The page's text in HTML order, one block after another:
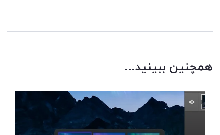
همچنین ببینید...